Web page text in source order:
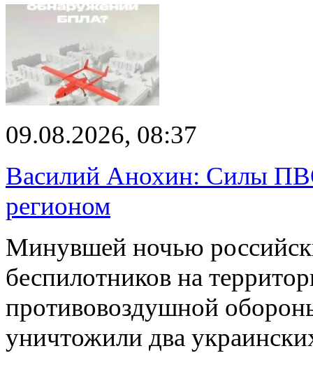
09.08.2026, 08:37
Василий Анохин: Силы
регионом
Минувшей ночью
беспилотников на
противовоздушной
уничтожили два